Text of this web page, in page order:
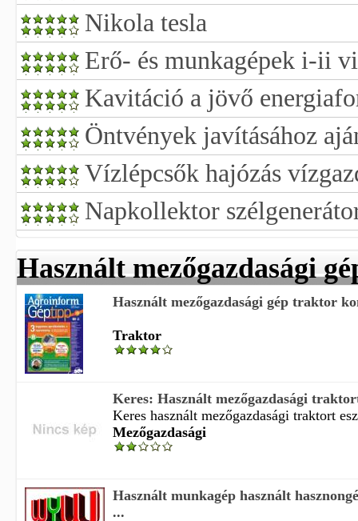
Nikola tesla
Erő- és munkagépek i-ii
Kavitáció a jövő
Öntvények javításához
Vízlépcsők hajózás
Napkollektor
Használt mezőgazdasági
Használt mezőgazdasági gép traktor
Traktor
Keres: Használt mezőgazdasági
Keres használt mezőgazdasági traktort
Mezőgazdasági
Használt munkagép használt
...